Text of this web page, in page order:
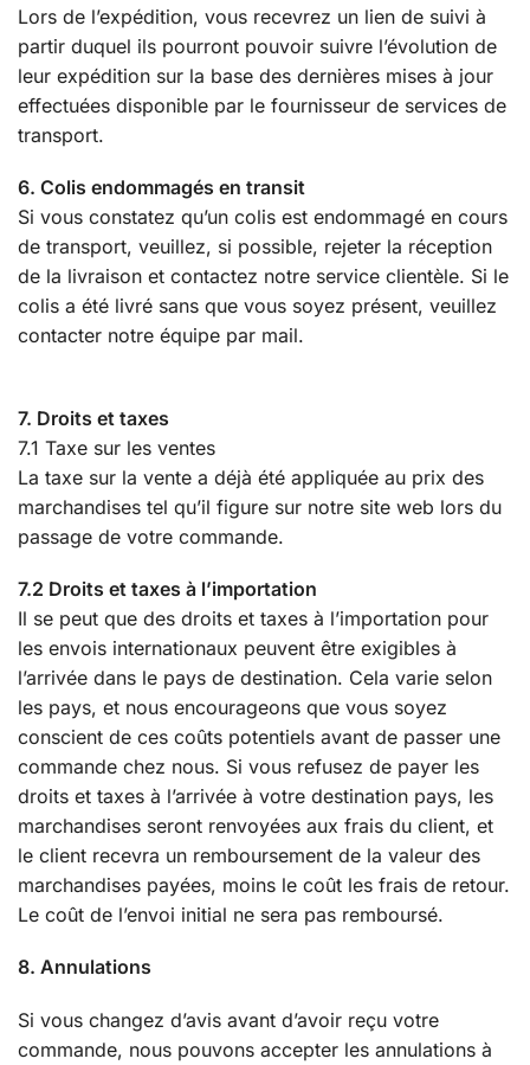
Lors de l’expédition, vous recevrez un lien de suivi à
partir duquel ils pourront pouvoir suivre l’évolution de
leur expédition sur la base des dernières mises à jour
effectuées disponible par le fournisseur de services de
transport.
6. Colis endommagés en transit
Si vous constatez qu’un colis est endommagé en cours
de transport, veuillez, si possible, rejeter la réception
de la livraison et contactez notre service clientèle. Si le
colis a été livré sans que vous soyez présent, veuillez
contacter notre équipe par mail.
7. Droits et taxes
7.1 Taxe sur les ventes
La taxe sur la vente a déjà été appliquée au prix des
marchandises tel qu’il figure sur notre site web lors du
passage de votre commande.
7.2 Droits et taxes à l’importation
Il se peut que des droits et taxes à l’importation pour
les envois internationaux peuvent être exigibles à
l’arrivée dans le pays de destination. Cela varie selon
les pays, et nous encourageons que vous soyez
conscient de ces coûts potentiels avant de passer une
commande chez nous. Si vous refusez de payer les
droits et taxes à l’arrivée à votre destination pays, les
marchandises seront renvoyées aux frais du client, et
le client recevra un remboursement de la valeur des
marchandises payées, moins le coût les frais de retour.
Le coût de l’envoi initial ne sera pas remboursé.
8. Annulations
Si vous changez d’avis avant d’avoir reçu votre
commande, nous pouvons accepter les annulations à